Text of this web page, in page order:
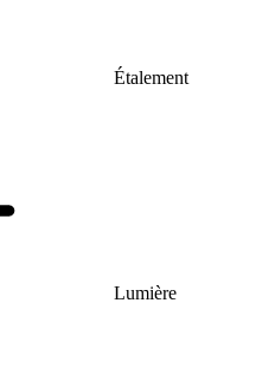
Étalement
Lumière